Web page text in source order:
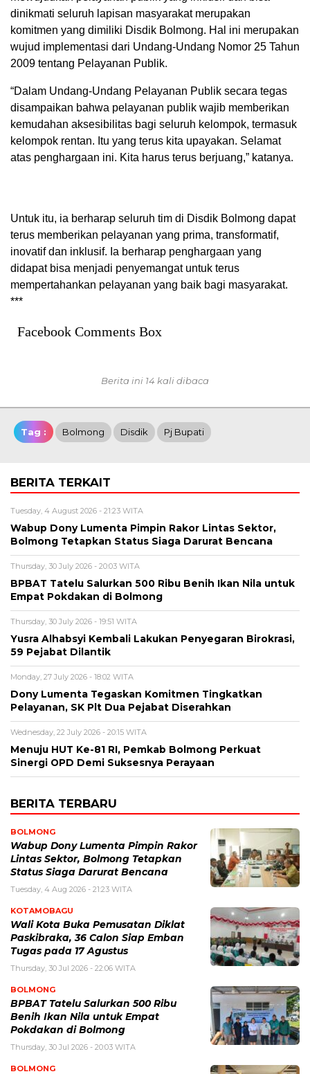
dinikmati seluruh lapisan masyarakat merupakan
komitmen yang dimiliki Disdik Bolmong. Hal ini merupakan
wujud implementasi dari Undang-Undang Nomor 25 Tahun
2009 tentang Pelayanan Publik.
“Dalam Undang-Undang Pelayanan Publik secara tegas
disampaikan bahwa pelayanan publik wajib memberikan
kemudahan aksesibilitas bagi seluruh kelompok, termasuk
kelompok rentan. Itu yang terus kita upayakan. Selamat
atas penghargaan ini. Kita harus terus berjuang,” katanya.
Untuk itu, ia berharap seluruh tim di Disdik Bolmong dapat
terus memberikan pelayanan yang prima, transformatif,
inovatif dan inklusif. Ia berharap penghargaan yang
didapat bisa menjadi penyemangat untuk terus
mempertahankan pelayanan yang baik bagi masyarakat.
***
Facebook Comments Box
Berita ini 14 kali dibaca
Tag : Bolmong Disdik Pj Bupati
BERITA TERKAIT
Tuesday, 4 August 2026 - 21:23 WITA
Wabup Dony Lumenta Pimpin Rakor Lintas Sektor,
Bolmong Tetapkan Status Siaga Darurat Bencana
Thursday, 30 July 2026 - 20:03 WITA
BPBAT Tatelu Salurkan 500 Ribu Benih Ikan Nila untuk
Empat Pokdakan di Bolmong
Thursday, 30 July 2026 - 19:51 WITA
Yusra Alhabsyi Kembali Lakukan Penyegaran Birokrasi,
59 Pejabat Dilantik
Monday, 27 July 2026 - 18:02 WITA
Dony Lumenta Tegaskan Komitmen Tingkatkan
Pelayanan, SK Plt Dua Pejabat Diserahkan
Wednesday, 22 July 2026 - 20:15 WITA
Menuju HUT Ke-81 RI, Pemkab Bolmong Perkuat
Sinergi OPD Demi Suksesnya Perayaan
BERITA TERBARU
BOLMONG
Wabup Dony Lumenta Pimpin Rakor
Lintas Sektor, Bolmong Tetapkan
Status Siaga Darurat Bencana
Tuesday, 4 Aug 2026 - 21:23 WITA
KOTAMOBAGU
Wali Kota Buka Pemusatan Diklat
Paskibraka, 36 Calon Siap Emban
Tugas pada 17 Agustus
Thursday, 30 Jul 2026 - 22:06 WITA
BOLMONG
BPBAT Tatelu Salurkan 500 Ribu
Benih Ikan Nila untuk Empat
Pokdakan di Bolmong
Thursday, 30 Jul 2026 - 20:03 WITA
BOLMONG